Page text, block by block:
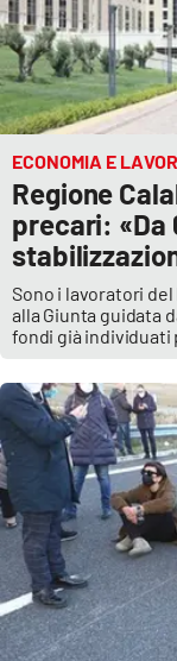
ECONOMIA E
Regione
precari: «Da
Sono i lavoratori del
alla Giunta guidata
fondi già individuati